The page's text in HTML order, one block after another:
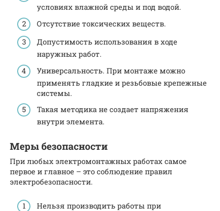
условиях влажной среды и под водой.
Отсутствие токсических веществ.
Допустимость использования в ходе
наружных работ.
Универсальность. При монтаже можно
применять гладкие и резьбовые крепежные
системы.
Такая методика не создает напряжения
внутри элемента.
Меры безопасности
При любых электромонтажных работах самое
первое и главное – это соблюдение правил
электробезопасности.
Нельзя производить работы при